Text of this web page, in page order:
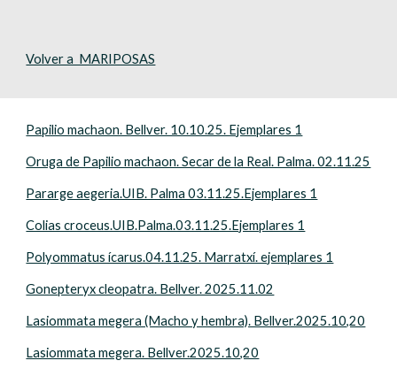
Volver a MARIPOSAS
Papilio machaon. Bellver. 10.10.25. Ejemplares 1
Oruga de Papilio machaon. Secar de la Real. Palma. 02.11.25
Pararge aegeria.UIB. Palma 03.11.25.Ejemplares 1
Colias croceus.UIB.Palma.03.11.25.Ejemplares 1
Polyommatus ícarus.04.11.25. Marratxí. ejemplares 1
Gonepteryx cleopatra. Bellver. 2025.11.02
Lasiommata megera (Macho y hembra). Bellver.2025.10,20
Lasiommata megera. Bellver.2025.10,20